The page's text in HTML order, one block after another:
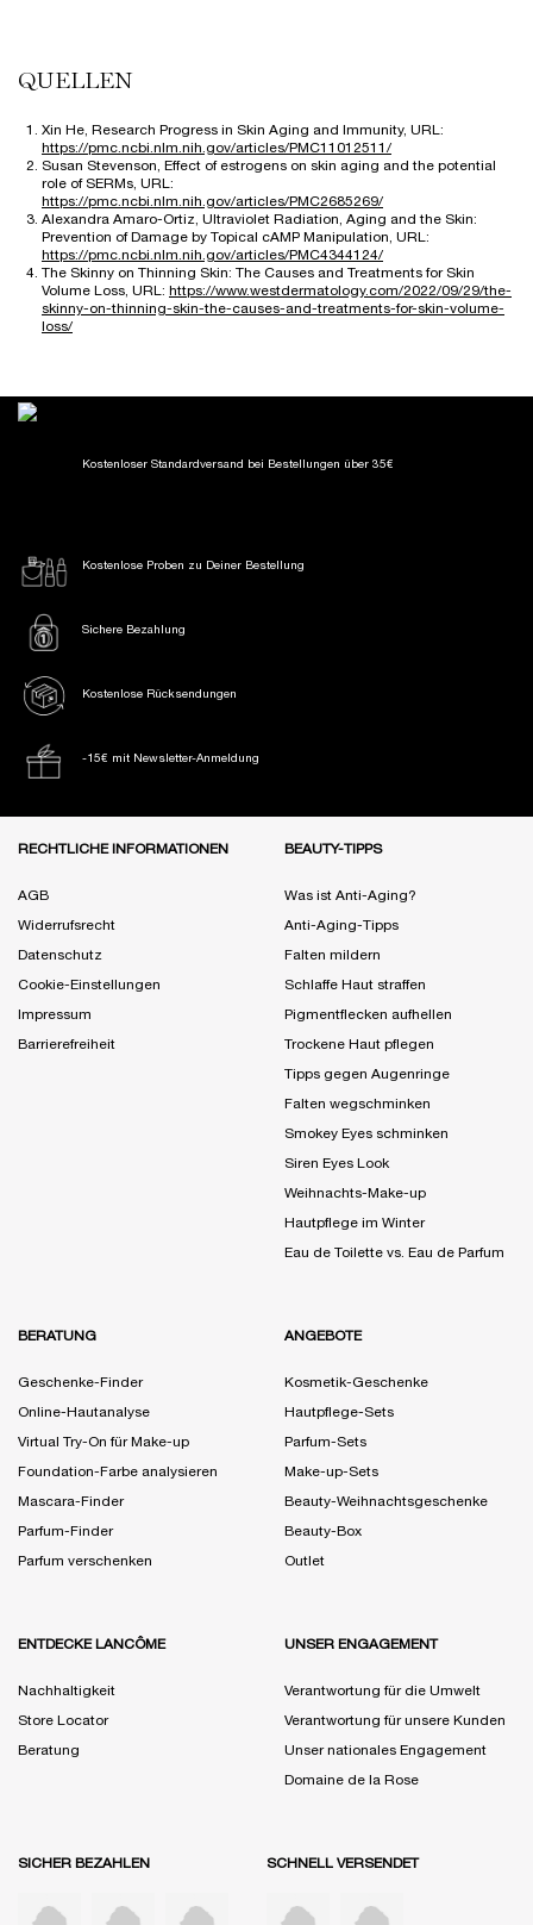
QUELLEN
Xin He, Research Progress in Skin Aging and Immunity, URL:
https://pmc.ncbi.nlm.nih.gov/articles/PMC11012511/
Susan Stevenson, Effect of estrogens on skin aging and the potential
role of SERMs, URL:
https://pmc.ncbi.nlm.nih.gov/articles/PMC2685269/
Alexandra Amaro-Ortiz, Ultraviolet Radiation, Aging and the Skin:
Prevention of Damage by Topical cAMP Manipulation, URL:
https://pmc.ncbi.nlm.nih.gov/articles/PMC4344124/
The Skinny on Thinning Skin: The Causes and Treatments for Skin
Volume Loss, URL: https://www.westdermatology.com/2022/09/29/the-
skinny-on-thinning-skin-the-causes-and-treatments-for-skin-volume-
loss/
Kostenloser Standardversand bei Bestellungen über 35€
Kostenlose Proben zu Deiner Bestellung
Sichere Bezahlung
Kostenlose Rücksendungen
-15€ mit Newsletter-Anmeldung
RECHTLICHE INFORMATIONEN
AGB
Widerrufsrecht
Datenschutz
Cookie-Einstellungen
Impressum
Barrierefreiheit
BEAUTY-TIPPS
Was ist Anti-Aging?
Anti-Aging-Tipps
Falten mildern
Schlaffe Haut straffen
Pigmentflecken aufhellen
Trockene Haut pflegen
Tipps gegen Augenringe
Falten wegschminken
Smokey Eyes schminken
Siren Eyes Look
Weihnachts-Make-up
Hautpflege im Winter
Eau de Toilette vs. Eau de Parfum
BERATUNG
Geschenke-Finder
Online-Hautanalyse
Virtual Try-On für Make-up
Foundation-Farbe analysieren
Mascara-Finder
Parfum-Finder
Parfum verschenken
ANGEBOTE
Kosmetik-Geschenke
Hautpflege-Sets
Parfum-Sets
Make-up-Sets
Beauty-Weihnachtsgeschenke
Beauty-Box
Outlet
ENTDECKE LANCÔME
Nachhaltigkeit
Store Locator
Beratung
UNSER ENGAGEMENT
Verantwortung für die Umwelt
Verantwortung für unsere Kunden
Unser nationales Engagement
Domaine de la Rose
SICHER BEZAHLEN SCHNELL VERSENDET